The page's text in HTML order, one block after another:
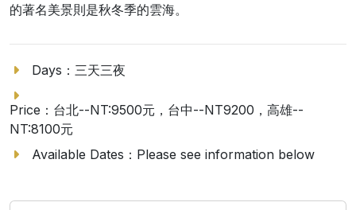
的著名美景則是秋冬季的雲海。
Days：三天三夜
Price：台北--NT:9500元，台中--NT9200，高雄--
NT:8100元
Available Dates：Please see information below